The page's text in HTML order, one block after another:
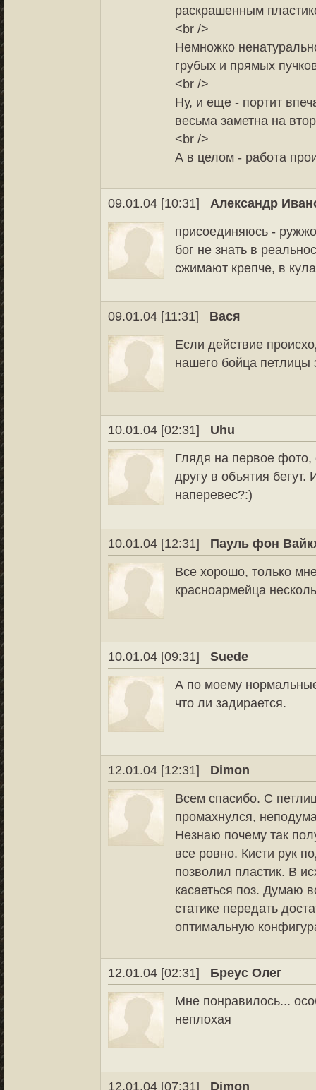
раскрашенным
<br />
Немножко
грубых и прямых
<br />
Ну, и еще - портит
весьма заметна на
<br />
А в целом - работа
09.01.04 [10:31]
Александр
присоединяюсь -
бог не знать в
сжимают крепче, в
09.01.04 [11:31]
Вася
Если действие
нашего бойца петлицы
10.01.04 [02:31]
Uhu
Глядя на первое фото,
другу в объятия
наперевес?:)
10.01.04 [12:31]
Пауль фон
Все хорошо, только
красноармейца
10.01.04 [09:31]
Suede
А по моему
что ли задирается.
12.01.04 [12:31]
Dimon
Всем спасибо. С
промахнулся,
Незнаю почему так
все ровно. Кисти рук
позволил пластик. В
касаеться поз. Думаю
статике передать
оптимальную
12.01.04 [02:31]
Бреус Олег
Мне понравилось...
неплохая
12.01.04 [07:31] Dimon